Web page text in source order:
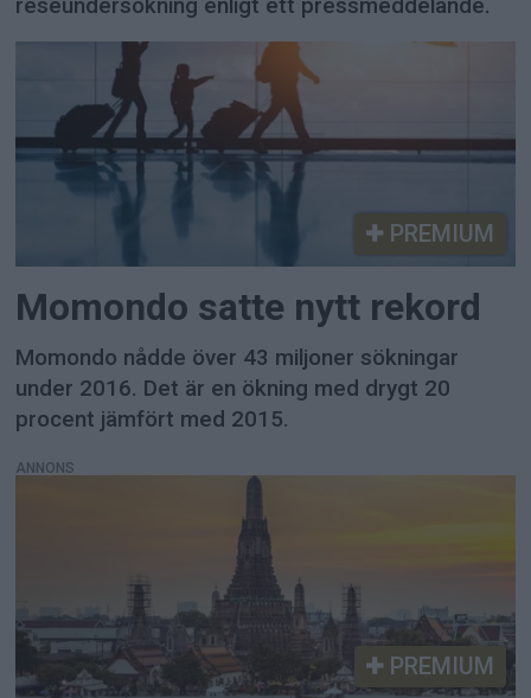
reseundersökning enligt ett pressmeddelande.
PREMIUM
Momondo satte nytt rekord
Momondo nådde över 43 miljoner sökningar
under 2016. Det är en ökning med drygt 20
procent jämfört med 2015.
ANNONS
PREMIUM